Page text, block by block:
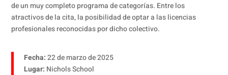
de un muy completo programa de categorías. Entre los
atractivos de la cita, la posibilidad de optar a las licencias
profesionales reconocidas por dicho colectivo.
Fecha:22 de marzo de 2025
Lugar: Nichols School